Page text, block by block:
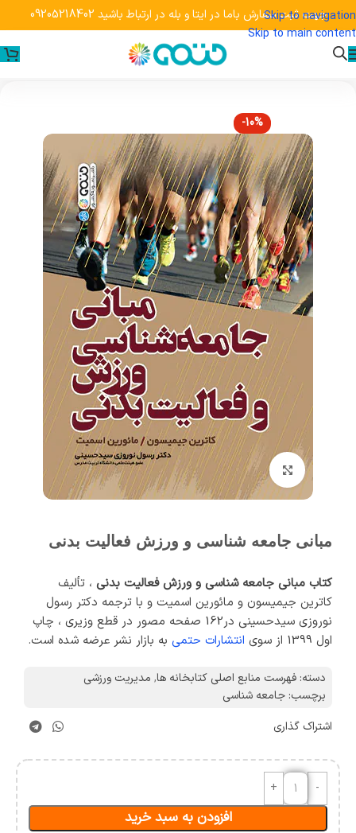
Skip to navigation
Skip to main content
جهت ثبت سفارش باما در ایتا و بله در ارتباط باشید 09205218402
-10%
برای بزرگنمایی کلیک کنید
مبانی جامعه شناسی و ورزش فعالیت بدنی
کتاب مبانی جامعه شناسی و ورزش فعالیت بدنی ، تألیف
کاترین جیمیسون و مائورین اسمیت و با ترجمه دکتر رسول
نوروزی سیدحسینی در162 صفحه مصور در قطع وزیری ، چاپ
اول 1399 از سوی
انتشارات حتمی به بازار نشر عرضه شده است.
دسته: فهرست منابع اصلی کتابخانه ها, مدیریت ورزشی
برچسب: جامعه شناسی
اشتراک گذاری
افزودن به سبد خرید